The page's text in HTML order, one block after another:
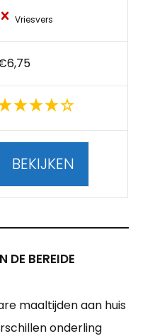
Vriesvers
BEKIJKEN
DE BEREIDE
maaltijden aan huis
onderling